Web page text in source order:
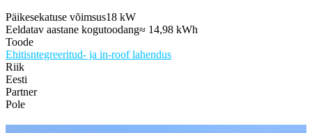
Päikesekatuse võimsus18 kW
Eeldatav aastane kogutoodang≈ 14,98 kWh
Toode
Ehitisntegreeritud- ja in-rooflahendus
Riik
Eesti
Partner
Pole